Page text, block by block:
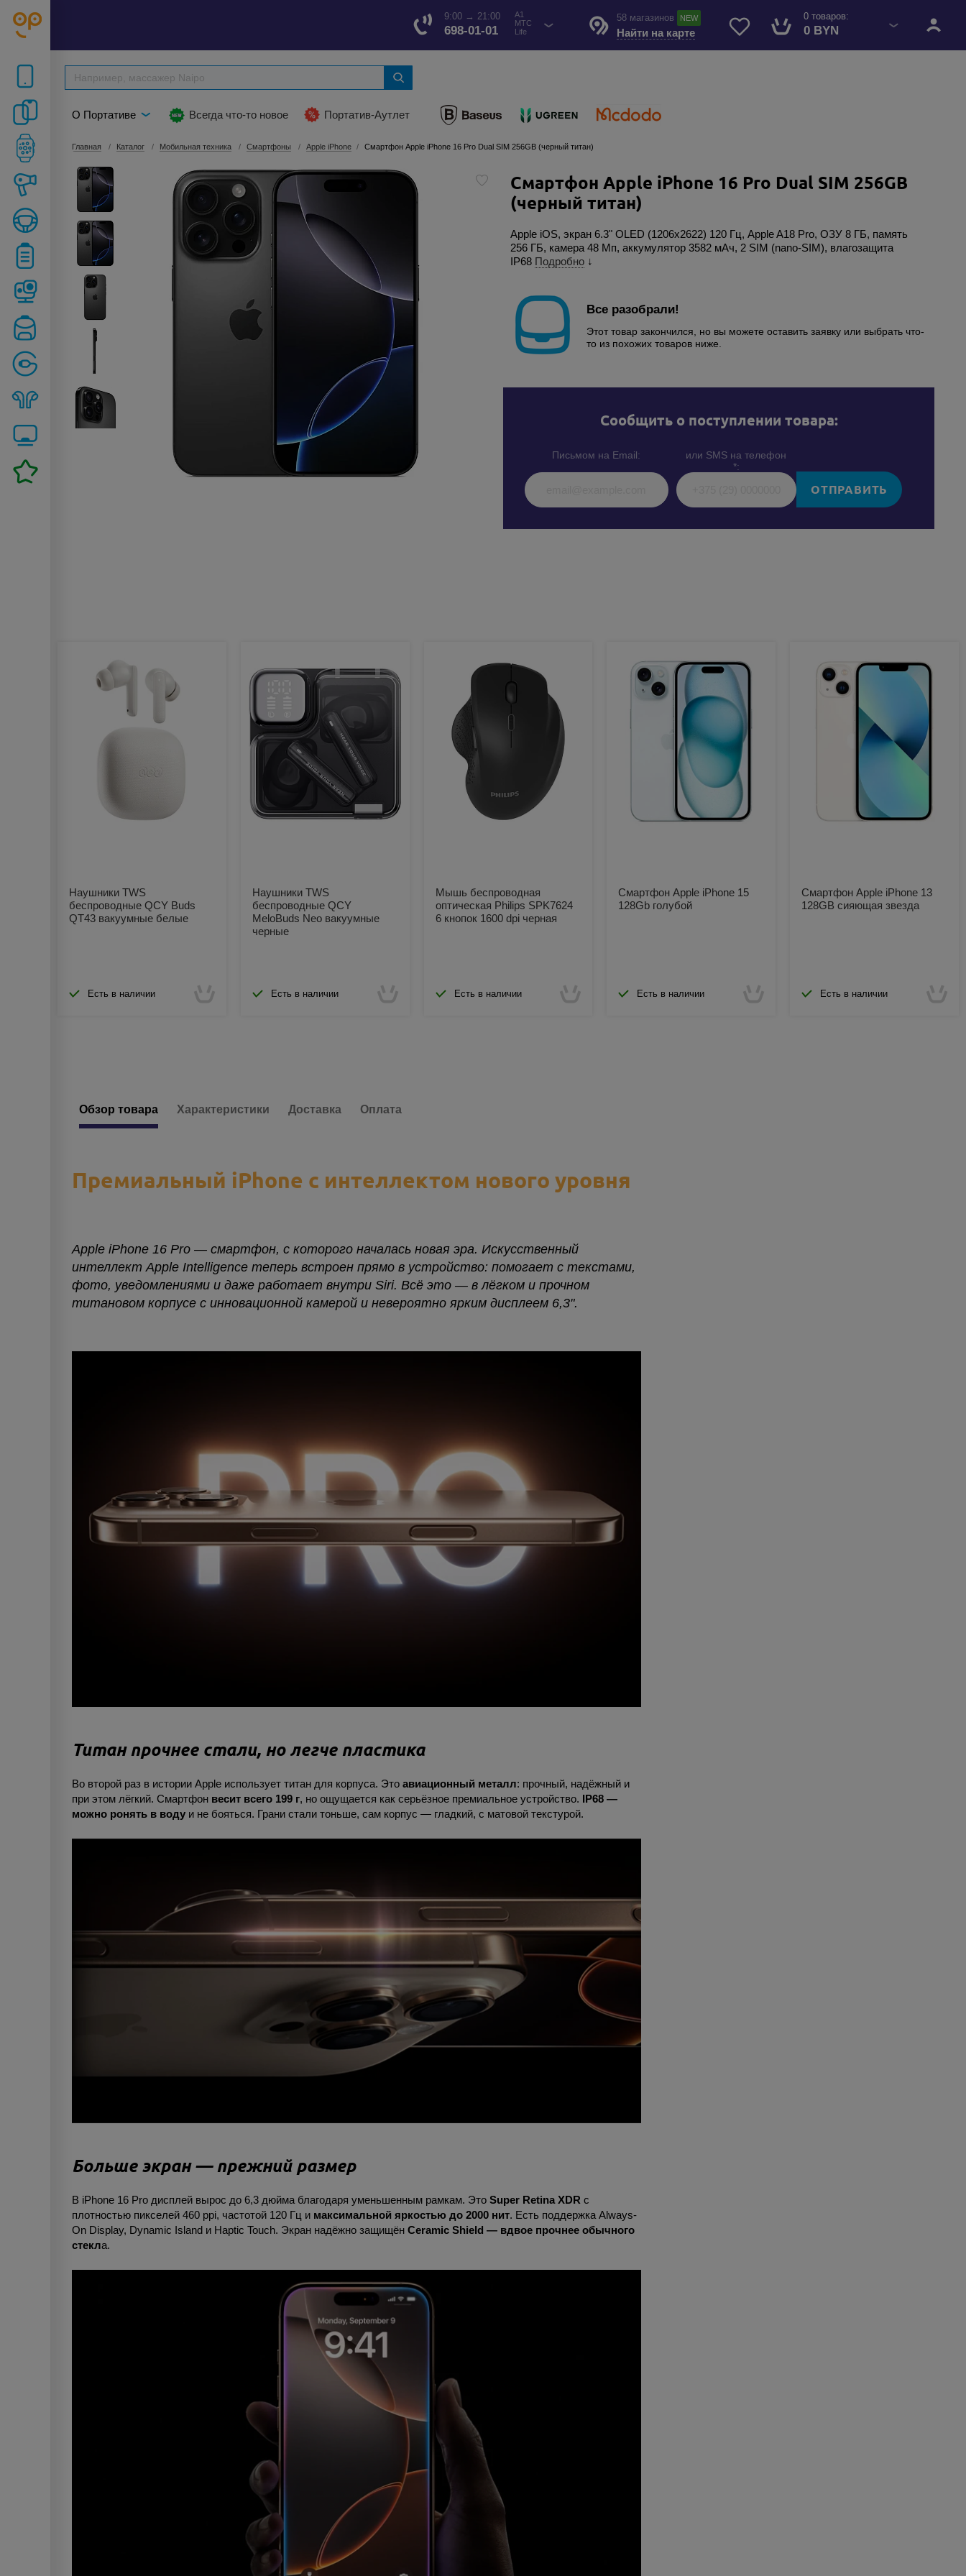
0 товаров:
0 BYN
58 магазинов NEW
Найти на карте
9:00 → 21:00
698-01-01
A1
МТС
Life
О Портативе Всегда что-то новое Портатив-Аутлет
Главная Каталог Мобильная техника Смартфоны Apple iPhone Смартфон Apple iPhone 16 Pro Dual SIM 256GB (черный титан)
Смартфон Apple iPhone 16 Pro Dual SIM 256GB
(черный титан)
Apple iOS, экран 6.3" OLED (1206x2622) 120 Гц, Apple A18 Pro, ОЗУ 8 ГБ, память
256 ГБ, камера 48 Мп, аккумулятор 3582 мАч, 2 SIM (nano-SIM), влагозащита
IP68 Подробно ↓
Все разобрали!
Этот товар закончился, но вы можете оставить заявку или выбрать что-
то из похожих товаров ниже.
Cообщить о поступлении товара:
Письмом на Email:
или SMS на телефон
*:
ОТПРАВИТЬ
Наушники TWS
беспроводные QCY Buds
QT43 вакуумные белые
Есть в наличии
Наушники TWS
беспроводные QCY
MeloBuds Neo вакуумные
черные
Есть в наличии
Мышь беспроводная
оптическая Philips SPK7624
6 кнопок 1600 dpi черная
Есть в наличии
Смартфон Apple iPhone 15
128Gb голубой
Есть в наличии
Смартфон Apple iPhone 13
128GB сияющая звезда
Есть в наличии
Обзор товара Характеристики Доставка Оплата
Премиальный iPhone с интеллектом нового уровня
Apple iPhone 16 Pro — смартфон, с которого началась новая эра. Искусственный
интеллект Apple Intelligence теперь встроен прямо в устройство: помогает с текстами,
фото, уведомлениями и даже работает внутри Siri. Всё это — в лёгком и прочном
титановом корпусе с инновационной камерой и невероятно ярким дисплеем 6,3".
Титан прочнее стали, но легче пластика
Во второй раз в истории Apple использует титан для корпуса. Это авиационный металл: прочный, надёжный и
при этом лёгкий. Смартфон весит всего 199 г, но ощущается как серьёзное премиальное устройство. IP68 —
можно ронять в воду и не бояться. Грани стали тоньше, сам корпус — гладкий, с матовой текстурой.
Больше экран — прежний размер
В iPhone 16 Pro дисплей вырос до 6,3 дюйма благодаря уменьшенным рамкам. Это Super Retina XDR с
плотностью пикселей 460 ppi, частотой 120 Гц и максимальной яркостью до 2000 нит. Есть поддержка Always-
On Display, Dynamic Island и Haptic Touch. Экран надёжно защищён Ceramic Shield — вдвое прочнее обычного
стекла.